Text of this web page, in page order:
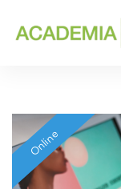
Online